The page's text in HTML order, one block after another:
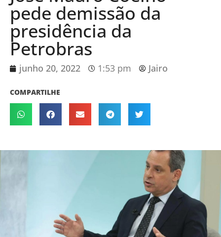
pede demissão da
presidência da
Petrobras
junho 20, 2022 1:53 pm Jairo
COMPARTILHE